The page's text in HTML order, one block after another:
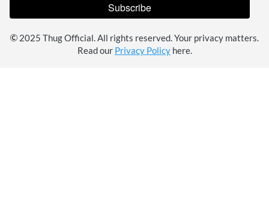
`
Subscribe
2025 Thug Official. All rights reserved. Your privacy matters.
Read our Privacy Policy here.